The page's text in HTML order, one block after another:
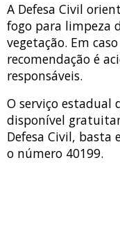
A Defesa Civil
fogo para limpeza
vegetação. Em
recomendação é
responsáveis.
O serviço estadual
disponível
Defesa Civil, basta
o número 40199.